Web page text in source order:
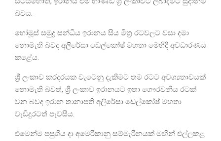
බවය.
හෝමූස් සමුද්‍ර සන්ධිය ඉරානය සිය මිත්‍ර රටවලට වසා දමා
නොමැති බවද අලිරේසා ඩෙල්කෝෂ් මහතා මෙහිදී අවධාරණය
කළේය.
ශ්‍රී ලංකාව කරදරයක වැටෙනු දැකීමට තම රටට අවශ්‍යතාවයක්
නොමැති බවත්, ශ්‍රී ලංකාව ඉරානයට ඉතා ගෞරවනීය රටක්
වන බවද ඉරාන තානාපති අලිරේසා ඩෙල්කෝෂ් මහතා
වැඩිදුරටත් පැවසීය.
එමෙන්ම පසුගිය දා අමෙරිකානු සම්මැරීනයක් මඟින් එල්ලකළ